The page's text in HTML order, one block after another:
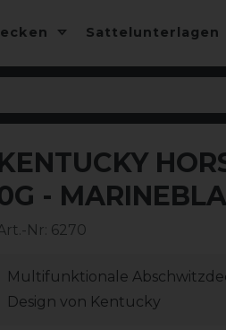
Sattelunterlagen
-
Nr: 6270
Multifunktionale
Design von Kentucky